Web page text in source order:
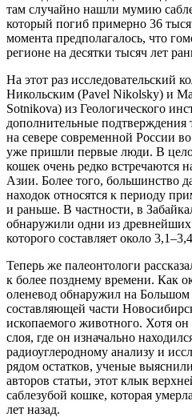
там случайно нашли мумию
который погиб примерно 36
момента предполагалось, что
регионе на десятки тысяч лет
На этот раз исследовательский
Никольским (Pavel Nikolsky) и
Sotnikova) из Геологического
дополнительные подтверждения
на севере современной России
уже пришли первые люди. В
кошек очень редко встречаются
Азии. Более того, большинство
находок относятся к периоду
и раньше. В частности, в
обнаружили одни из древнейших
которого составляет около
Теперь же палеонтологи
к более позднему времени. Как
оленевод обнаружил на
составляющей части
ископаемого животного. Хотя он
слоя, где он изначально
радиоуглеродному анализу и
рядом остатков, ученые
авторов статьи, этот клык
саблезубой кошке, которая
лет назад.